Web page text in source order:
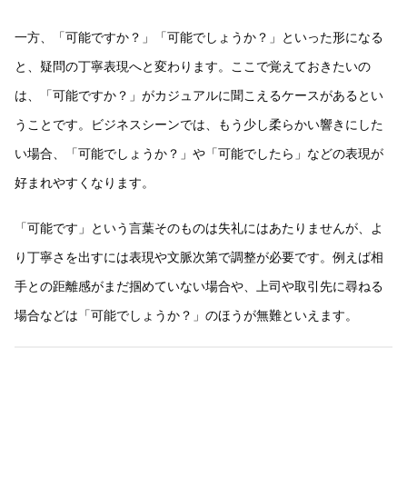
一方、「可能ですか？」「可能でしょうか？」といった形になる
と、疑問の丁寧表現へと変わります。ここで覚えておきたいの
は、「可能ですか？」がカジュアルに聞こえるケースがあるとい
うことです。ビジネスシーンでは、もう少し柔らかい響きにした
い場合、「可能でしょうか？」や「可能でしたら」などの表現が
好まれやすくなります。
「可能です」という言葉そのものは失礼にはあたりませんが、よ
り丁寧さを出すには表現や文脈次第で調整が必要です。例えば相
手との距離感がまだ掴めていない場合や、上司や取引先に尋ねる
場合などは「可能でしょうか？」のほうが無難といえます。